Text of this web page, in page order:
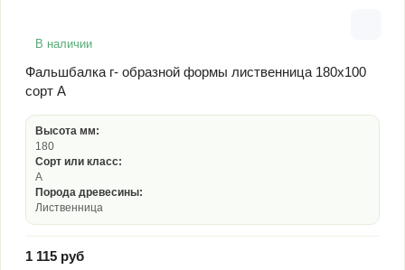
В наличии
Фальшбалка г- образной формы лиственница 180х100
сорт А
Высота мм:
180
Сорт или класс:
А
Порода древесины:
Лиственница
1 115 руб